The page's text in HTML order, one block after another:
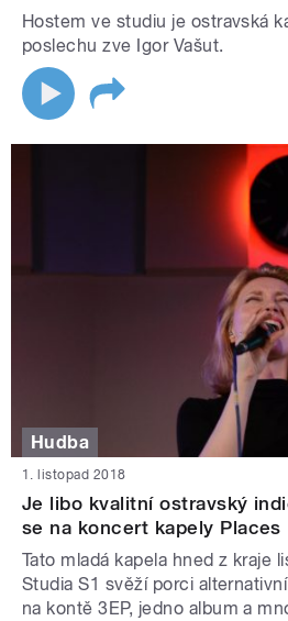
Hostem ve studiu je ostravská
poslechu zve Igor Vašut.
Hudba
1. listopad 2018
Je libo kvalitní ostravský
se na koncert kapely Places
Tato mladá kapela hned z kraje
Studia S1 svěží porci
na kontě 3EP, jedno album a